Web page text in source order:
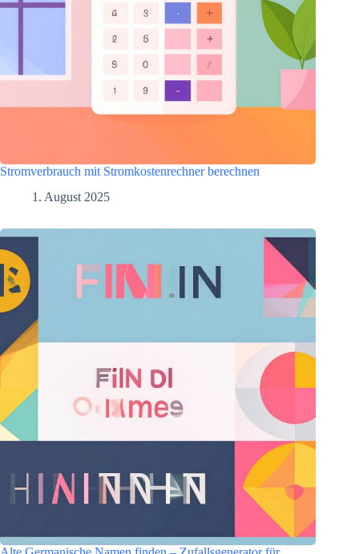
Stromverbrauch mit Stromkostenrechner berechnen
1. August 2025